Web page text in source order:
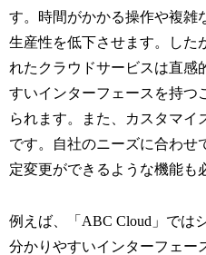
す。時間がかかる操作や複雑
生産性を低下させます。した
れたクラウドサービスは直感
すいインターフェースを持つ
られます。また、カスタマイ
です。自社のニーズに合わせ
定変更ができるような機能も
例えば、「ABC Cloud」では
分かりやすいインターフェー